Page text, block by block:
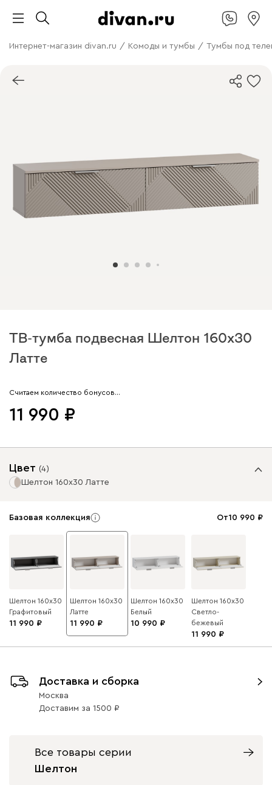
Интернет-магазин divan.ru / Комоды и тумбы / Тумбы под
ТВ-тумба подвесная Шелтон 160x30
Латте
Считаем количество бонусов…
11 990
Цвет (4)
Шелтон 160x30 Латте
Базовая коллекция От10 990
Шелтон 160x30
Графитовый
11 990
Шелтон 160x30
Латте
11 990
Шелтон 160x30
Белый
10 990
Шелтон 160x30
Светло-
бежевый
11 990
Доставка и сборка
Москва
Доставим за 1500
Все товары серии
Шелтон